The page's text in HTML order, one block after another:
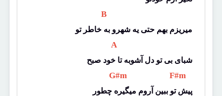
B
میریزم بهم حتی یه شهرو به خاطر تو
A
شبای بی تو دل آشوبه تا خود صبح
G#m F#m
پیش تو ببین آروم میگیره چطور